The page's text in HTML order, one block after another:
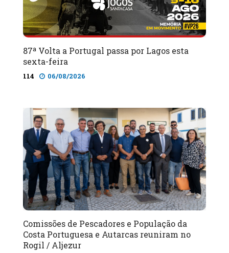
87ª Volta a Portugal passa por Lagos esta
sexta-feira
114 06/08/2026
Comissões de Pescadores e População da
Costa Portuguesa e Autarcas reuniram no
Rogil / Aljezur